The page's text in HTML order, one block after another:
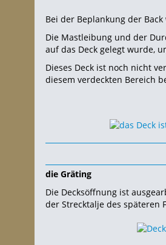
Bei der Beplankung der
Die Mastleibung und der
auf das Deck gelegt wurde,
Dieses Deck ist noch nicht
diesem verdeckten Bereich
die Gräting
Die Decksöffnung ist
der Strecktalje des späteren